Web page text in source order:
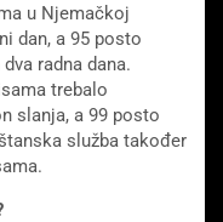
u Njemačkoj
dan, a 95 posto
radna dana.
trebalo
slanja, a 99 posto
služba također